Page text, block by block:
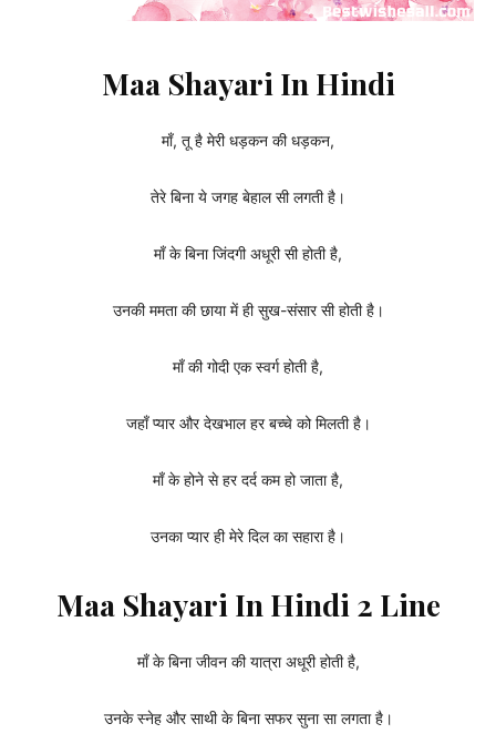
Maa Shayari In Hindi
माँ, तू है मेरी धड़कन की धड़कन,
तेरे बिना ये जगह बेहाल सी लगती है।
माँ के बिना जिंदगी अधूरी सी होती है,
उनकी ममता की छाया में ही सुख-संसार सी होती है।
माँ की गोदी एक स्वर्ग होती है,
जहाँ प्यार और देखभाल हर बच्चे को मिलती है।
माँ के होने से हर दर्द कम हो जाता है,
उनका प्यार ही मेरे दिल का सहारा है।
Maa Shayari In Hindi 2 Line
माँ के बिना जीवन की यात्रा अधूरी होती है,
उनके स्नेह और साथी के बिना सफर सुना सा लगता है।